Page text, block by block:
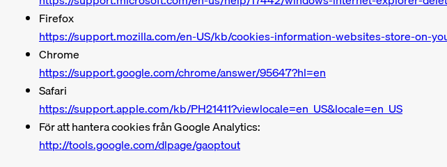
Firefox
https://support.mozilla.com/en-US/kb/cookies-information-websites-store-on-
Chrome
https://support.google.com/chrome/answer/95647?hl=en
Safari
https://support.apple.com/kb/PH21411?viewlocale=en_US&locale=en_US
För att hantera cookies från Google Analytics:
http://tools.google.com/dlpage/gaoptout